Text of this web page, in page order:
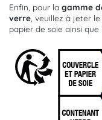
Enfin, pour la gamme
verre , veuillez à jeter
papier de soie ainsi